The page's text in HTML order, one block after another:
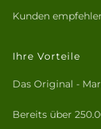
Kunden
Ihre Vorteile
Das Original -
Bereits über